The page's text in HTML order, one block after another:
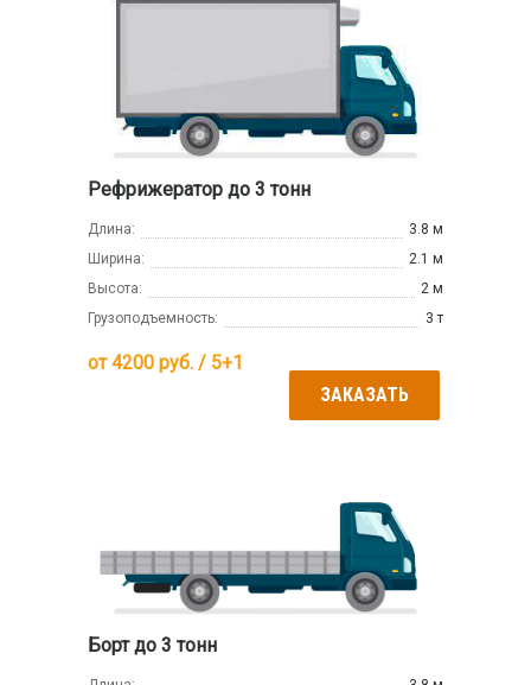
Рефрижератор до 3 тонн
Длина:
3.8 м
Ширина:
2.1 м
Высота:
2 м
Грузоподъемность:
3 т
от4200 руб. / 5+1
ЗАКАЗАТЬ
Борт до 3 тонн